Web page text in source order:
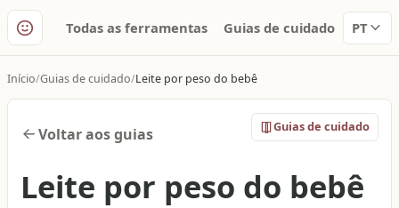
Todas as ferramentas Guias de cuidado PT
Início Guias de cuidado Leite por peso do bebê
Voltar aos guias Guias de cuidado
Leite por peso do bebê